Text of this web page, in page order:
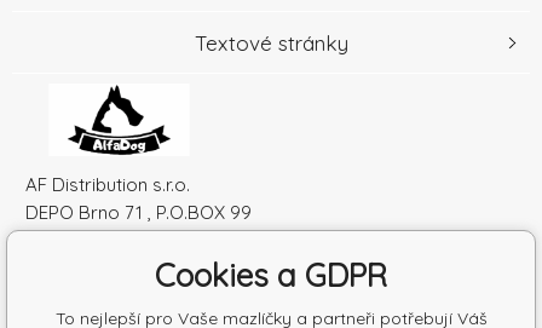
AF Distribution s.r.o.
DEPO Brno 71 , P.O.BOX 99
Česká republika
Textové stránky
Cookies a GDPR
To nejlepší pro Vaše mazlíčky a partneři potřebují Váš